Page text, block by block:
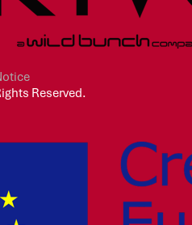
Reserved.